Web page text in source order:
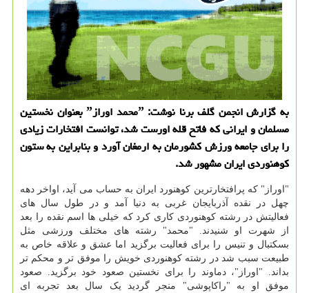
به گزارش انجمن گلف برنا نوشت: ˮمحمد اورازˮ بعنوان نخستین
مسلمان و ایرانی كه فاتح قله اورست شد، توانست افتخارات زیادی
را برای جامعه ورزش كشورمان به ارمغان آورد و بنابراین به ستون
كوهنوردی ایران مشهور شد.
"اوراز" که پرافتخارترین کوهنورد ایران به حساب می آید، اواخر دهه
چهل در نقده آذربایجان غربی به دنیا آمد و در طول سال های
فعالیتش در رشته کوهنوردی کاری کرد که خیلی ها اسم نقده را بعد
از شهرت او شنیدند. "محمد" رشته های مختلف ورزشی مثل
بسکتبال و تنیس را برای فعالیت برگزید اما عشق و علاقه خاص به
طبیعت سبب شد در رشته کوهنوردی خویش را موفق تر و محکم تر
بداند. "اوراز"، دماوند را برای نخستین صعود خود برگزید. صعود
موفق او به "راکاپوشی" منجر گردید یک سال بعد تجربه ای